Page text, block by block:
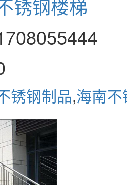
锈钢楼梯
锈钢制品,海南